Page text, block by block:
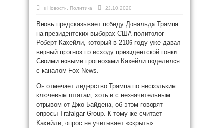
в Новости Политика 22.10.2020
Вновь предсказывает победу Дональда Трампа
на президентских выборах США политолог
Роберт Кахейли, который в 2106 году уже давал
верный прогноз по исходу президентской гонки.
Своими новыми прогнозами Кахейли поделился
с каналом Fox News.
Он отмечает лидерство Трампа по нескольким
ключевым штатам, хоть и с незначительным
отрывом от Джо Байдена, об этом говорят
опросы Trafalgar Group. К тому же считает
Кахейли, опрос не учитывает «скрытых